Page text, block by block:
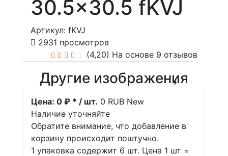
30.5x30.5 fKVJ
Артикул: fKVJ
2931 просмотров
(4,20) На основе 9 отзывов
Другие изображения
Цена: 0 ₽ * / шт. 0 RUB New
Наличие уточняйте
Обратите внимание, что добавление в
корзину происходит поштучно.
1 упаковка содержит 6 шт. Цена 1 шт =